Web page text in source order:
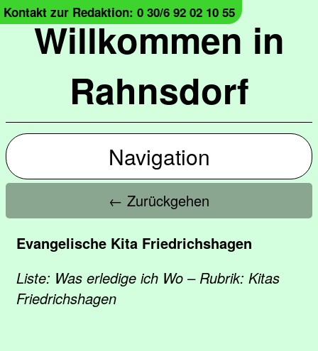
Willkommen in
Rahnsdorf
Kontakt zur Redaktion: 0 30/6 92 02 10 55
Navigation
← Zurückgehen
Evangelische Kita Friedrichshagen
Liste: Was erledige ich Wo – Rubrik: Kitas
Friedrichshagen